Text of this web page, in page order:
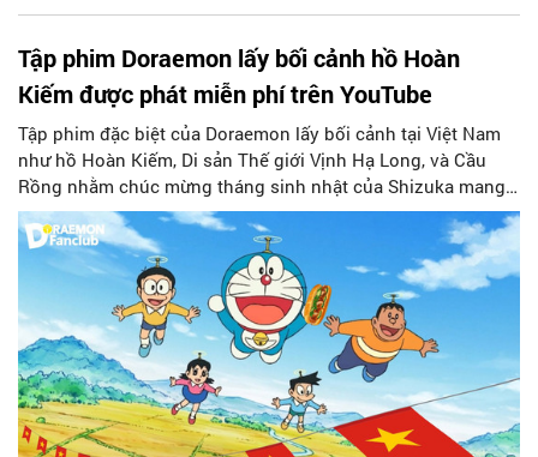
Tập phim Doraemon lấy bối cảnh hồ Hoàn
Kiếm được phát miễn phí trên YouTube
Tập phim đặc biệt của Doraemon lấy bối cảnh tại Việt Nam
như hồ Hoàn Kiếm, Di sản Thế giới Vịnh Hạ Long, và Cầu
Rồng nhằm chúc mừng tháng sinh nhật của Shizuka mang
tên "Quà sinh nhật là chuyến du lịch Việt Nam" sẽ được
POPS Kid phát sóng miễn phí trên Youtube...